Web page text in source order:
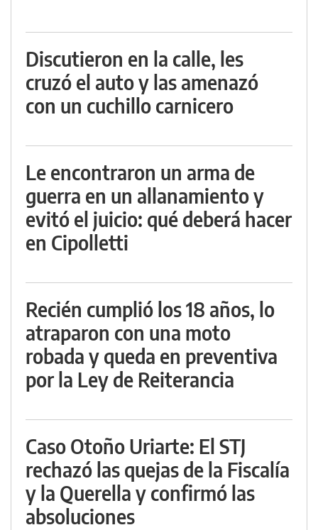
Discutieron en la calle, les
cruzó el auto y las amenazó
con un cuchillo carnicero
Le encontraron un arma de
guerra en un allanamiento y
evitó el juicio: qué deberá hacer
en Cipolletti
Recién cumplió los 18 años, lo
atraparon con una moto
robada y queda en preventiva
por la Ley de Reiterancia
Caso Otoño Uriarte: El STJ
rechazó las quejas de la Fiscalía
y la Querella y confirmó las
absoluciones